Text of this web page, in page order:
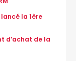
la 1ère
d’achat de la